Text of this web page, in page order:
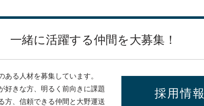
一緒に活躍する仲間を大募集！
ある人材を募集しています。
好きな方、明るく前向きに課題
方、信頼できる仲間と大野運送
採用情報